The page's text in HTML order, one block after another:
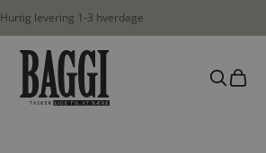
Hurtig levering 1-3 hverdage
BAGGI
Søg